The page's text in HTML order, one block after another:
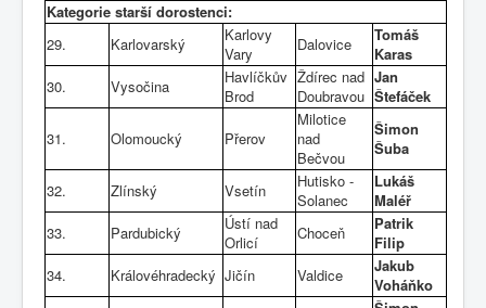
Kategorie starší dorostenci:
29.
Karlovarský
Karlovy
Vary
Dalovice
Tomáš
Karas
30.
Vysočina
Havlíčkův
Brod
Ždírec nad
Doubravou
Jan
Štefáček
31. Olomoucký Přerov
Milotice
nad
Bečvou
Šimon
Šuba
32. Zlínský Vsetín
Hutisko -
Solanec
Lukáš
Maléř
33.
Pardubický
Ústí nad
Orlicí
Choceň
Patrik
Filip
34.
Královéhradecký Jičín Valdice
Jakub
Voháňko